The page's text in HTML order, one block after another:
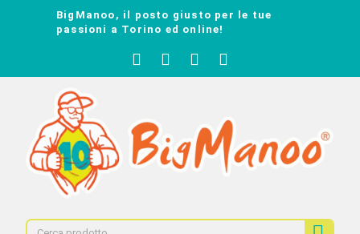
BigManoo, il posto giusto per le tue
passioni a Torino ed online!